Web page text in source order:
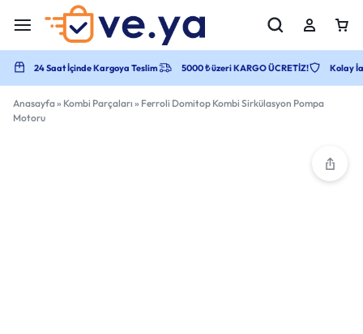
24 Saat İçinde Kargoya Teslim 5000 ₺ üzeri KARGO ÜCRETİZ! Kolay
Anasayfa» Kombi Parçaları » Ferroli Domitop Kombi Sirkülasyon Pompa
Motoru